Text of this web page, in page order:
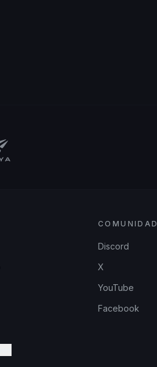
COMUNIDAD
Discord
X
YouTube
Facebook